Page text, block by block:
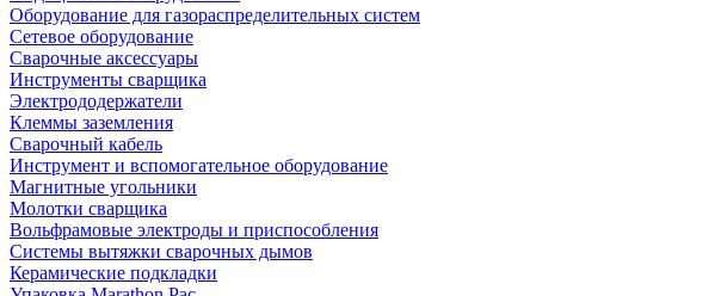
Оборудование для газораспределительных систем
Сетевое оборудование
Сварочные аксессуары
Инструменты сварщика
Электрододержатели
Клеммы заземления
Сварочный кабель
Инструмент и вспомогательное оборудование
Магнитные угольники
Молотки сварщика
Вольфрамовые электроды и приспособления
Системы вытяжки сварочных дымов
Керамические подкладки